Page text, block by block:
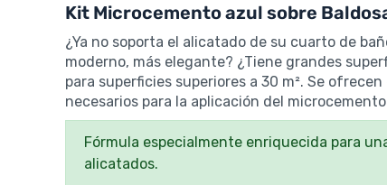
Kit Microcemento azul sobre
¿Ya no soporta el alicatado de su cuarto de
moderno, más elegante? ¿Tiene grandes
para superficies superiores a 30 m². Se ofrecen
necesarios para la aplicación del
Fórmula especialmente enriquecida para
alicatados.